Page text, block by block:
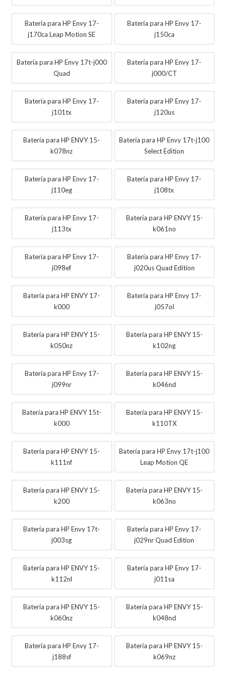
Batería para HP Envy 17-
j170ca Leap Motion SE
Batería para HP Envy 17-
j150ca
Batería para HP Envy 17t-j000
Quad
Batería para HP Envy 17-
j000/CT
Batería para HP Envy 17-
j101tx
Batería para HP Envy 17-
j120us
Batería para HP ENVY 15-
k078nz
Batería para HP Envy 17t-j100
Select Edition
Batería para HP Envy 17-
j110eg
Batería para HP Envy 17-
j108tx
Batería para HP Envy 17-
j113tx
Batería para HP ENVY 15-
k061no
Batería para HP Envy 17-
j098ef
Batería para HP Envy 17-
j020us Quad Edition
Batería para HP ENVY 17-
k000
Batería para HP Envy 17-
j057ol
Batería para HP ENVY 15-
k050nz
Batería para HP ENVY 15-
k102ng
Batería para HP Envy 17-
j099nr
Batería para HP ENVY 15-
k046nd
Batería para HP ENVY 15t-
k000
Batería para HP ENVY 15-
k110TX
Batería para HP ENVY 15-
k111nf
Batería para HP Envy 17t-j100
Leap Motion QE
Batería para HP ENVY 15-
k200
Batería para HP ENVY 15-
k063no
Batería para HP Envy 17t-
j003sg
Batería para HP Envy 17-
j029nr Quad Edition
Batería para HP ENVY 15-
k112nl
Batería para HP Envy 17-
j011sa
Batería para HP ENVY 15-
k060nz
Batería para HP ENVY 15-
k048nd
Batería para HP Envy 17-
j188sf
Batería para HP ENVY 15-
k069nz